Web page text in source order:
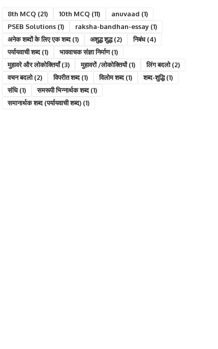
8th MCQ (21) 10th MCQ (11) anuvaad (1)
PSEB Solutions(1) raksha-bandhan-essay(1)
अनेक शब्दों के लिए एक शब्द(1) अशुद्ध शुद्ध(2) निबंध(4)
पर्यायवाची शब्द(1) भाववाचक संज्ञा निर्माण(1)
मुहावरे और लोकोक्तियाँ(3) मुहावरों /लोकोक्तियों(1) लिंग बदलो(2)
वचन बदलो(2) विपरीत शब्द(1) विलोम शब्द(1) शब्द-शुद्धि(1)
संधि(1) समरूपी भिन्नार्थक शब्द(1)
समानार्थक शब्द (पर्यायवाची शब्द)(1)